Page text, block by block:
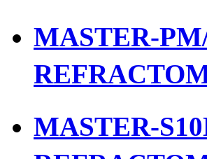
MASTER-
MASTER-